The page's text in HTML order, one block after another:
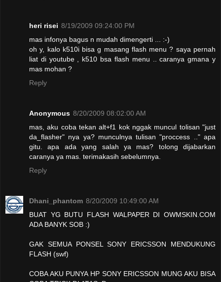
heri risei 8/19/2009 09:24:00 PM
mas infonya bagus n mudah dimengerti ... :-)
oh y, kalo k510i bisa g masang flash menu ? saya pernah
liat di youtube , k510 bsa flash menu .. caranya gmana y
mas mohan ?
Reply
Anonymous 8/20/2009 08:02:00 AM
mas, aku coba tekan alt+f1 kok nggak muncul tolisan "just
da_flasher" nya ya? munculnya tulisan "proccess .." apa
gitu. apa ada yang salah ya mas? tolong dijabarkan
caranya ya mas. terimakasih sebelumnya.
Reply
Dhani_phantom 8/20/2009 10:49:00 AM
BUAT YG BUTU FLASH WALPAPER DI OWMSKIN.COM
ADA BANYK SOB :)
GAK SEMUA PONSEL SONY ERICSSON MENDUKUNG
FLASH (swf)
COBA AKU PUNYA HP SONY ERICSSON MUNG AKU BISA